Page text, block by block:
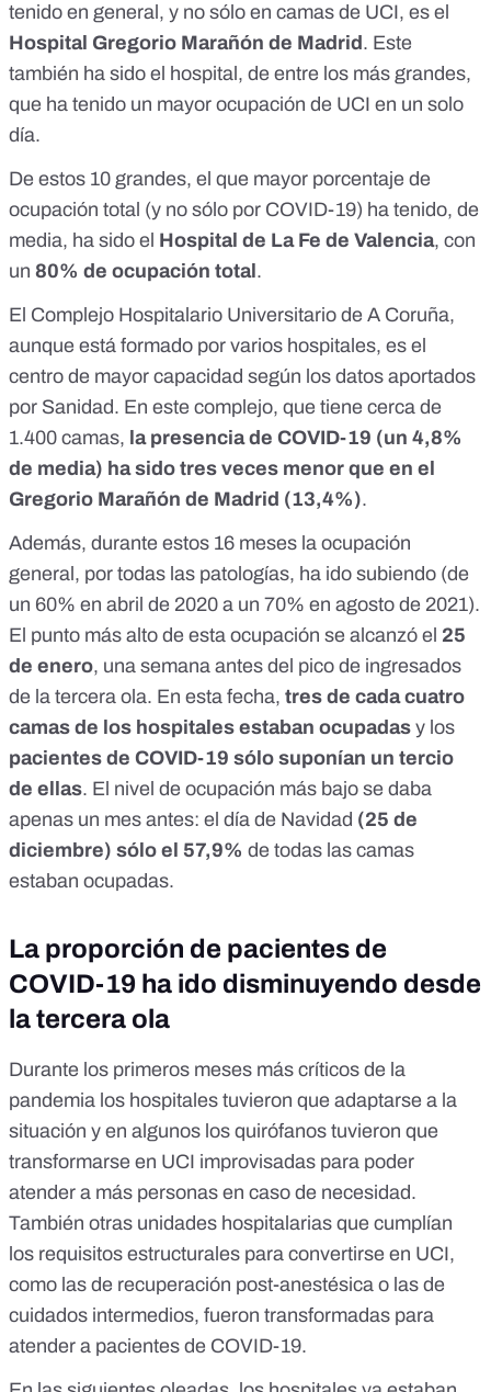
tenido en general, y no sólo en camas de UCI, es el
Hospital Gregorio Marañón de Madrid . Este
también ha sido el hospital, de entre los más grandes,
que ha tenido un mayor ocupación de UCI en un solo
día.
De estos 10 grandes, el que mayor porcentaje de
ocupación total (y no sólo por COVID-19) ha tenido, de
media, ha sido el Hospital de La Fe de Valencia, con
un 80% de ocupación total .
El Complejo Hospitalario Universitario de A Coruña,
aunque está formado por varios hospitales, es el
centro de mayor capacidad según los datos aportados
por Sanidad. En este complejo, que tiene cerca de
1.400 camas, la presencia de COVID-19 (un 4,8%
de media) ha sido tres veces menor que en el
Gregorio Marañón de Madrid (13,4%).
Además, durante estos 16 meses la ocupación
general, por todas las patologías, ha ido subiendo (de
un 60% en abril de 2020 a un 70% en agosto de 2021).
El punto más alto de esta ocupación se alcanzó el 25
de enero, una semana antes del pico de ingresados
de la tercera ola. En esta fecha, tres de cada cuatro
camas de los hospitales estaban ocupadas y los
pacientes de COVID-19 sólo suponían un tercio
de ellas. El nivel de ocupación más bajo se daba
apenas un mes antes: el día de Navidad (25 de
diciembre) sólo el 57,9% de todas las camas
estaban ocupadas.
La proporción de pacientes de
COVID-19 ha ido disminuyendo desde
la tercera ola
Durante los primeros meses más críticos de la
pandemia los hospitales tuvieron que adaptarse a la
situación y en algunos los quirófanos tuvieron que
transformarse en UCI improvisadas para poder
atender a más personas en caso de necesidad.
También otras unidades hospitalarias que cumplían
los requisitos estructurales para convertirse en UCI,
como las de recuperación post-anestésica o las de
cuidados intermedios, fueron transformadas para
atender a pacientes de COVID-19.